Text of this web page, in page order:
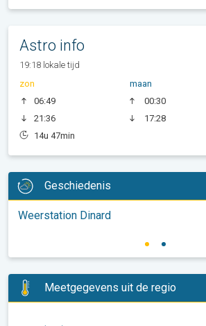
Astro info
19:18 lokale tijd
zon
06:49
21:36
14u 47min
maan
00:30
17:28
Geschiedenis
Weerstation Dinard
Meetgegevens uit de regio